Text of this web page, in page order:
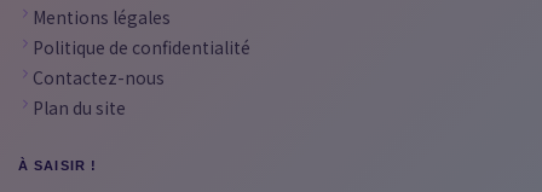
Mentions légales
Politique de confidentialité
Contactez-nous
Plan du site
À SAISIR !